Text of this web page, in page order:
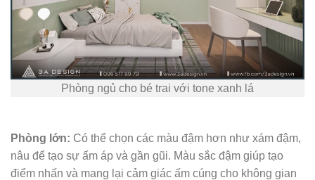
Phòng ngủ cho bé trai với tone xanh lá
Phòng lớn: Có thể chọn các màu đậm hơn như xám đậm,
nâu để tạo sự ấm áp và gần gũi. Màu sắc đậm giúp tạo
điểm nhấn và mang lại cảm giác ấm cúng cho không gian